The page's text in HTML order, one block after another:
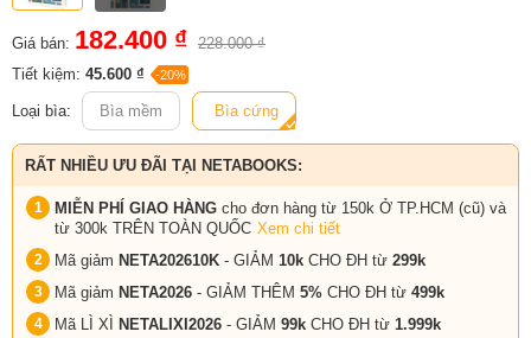
Giá bán: 182.400 ₫ 228.000 ₫
Tiết kiệm: 45.600 ₫ -20%
Loại bìa: Bìa mềm Bìa cứng
RẤT NHIỀU ƯU ĐÃI TẠI NETABOOKS:
MIỄN PHÍ GIAO HÀNG cho đơn hàng từ 150k Ở TP.HCM (cũ) và
từ 300k TRÊN TOÀN QUỐC Xem chi tiết
Mã giảm NETA202610K - GIẢM 10k CHO ĐH từ 299k
Mã giảm NETA2026 - GIẢM THÊM 5% CHO ĐH từ 499k
Mã LÌ XÌ NETALIXI2026 - GIẢM 99k CHO ĐH từ 1.999k